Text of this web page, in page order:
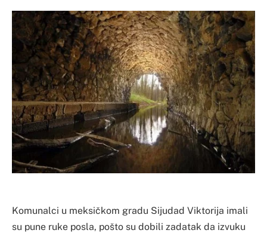
Komunalci u meksičkom gradu Sijudad Viktorija imali
su pune ruke posla, pošto su dobili zadatak da izvuku